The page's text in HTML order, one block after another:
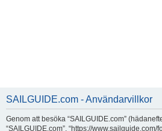
SAILGUIDE.com - Användarvillkor
Genom att besöka “SAILGUIDE.com” (hädanefter
“SAILGUIDE.com”, “https://www.sailguide.com/